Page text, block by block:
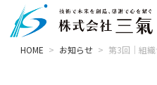
HOME > お知らせ > 第3回｜組